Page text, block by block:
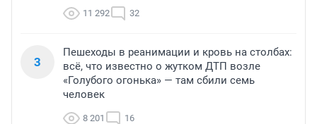
11 292 32
3
Пешеходы в реанимации и кровь на столбах:
всё, что известно о жутком ДТП возле
«Голубого огонька» — там сбили семь
человек
8 201 16